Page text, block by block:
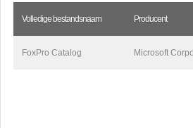
Volledige bestandsnaam Producent
FoxPro Catalog Microsoft